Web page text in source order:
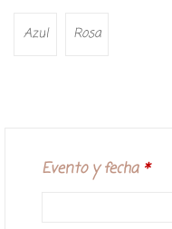
Azul Rosa
Evento y fecha *